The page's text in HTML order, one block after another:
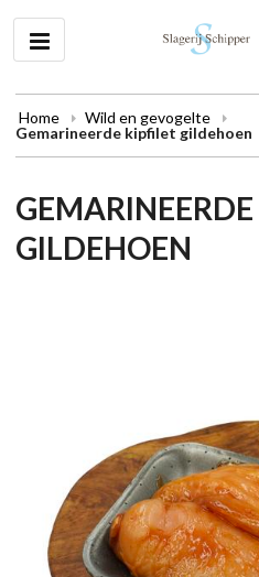
Home
Wild en gevogelte
Gemarineerde kipfilet gildehoen
GILDEHOEN